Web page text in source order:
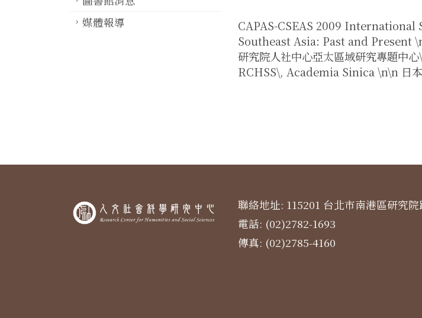
媒體報導
CAPAS-CSEAS 2009
Southeast Asia: Past and Present
研究院人社中心亞太區域研究專題
RCHSS\, Academia Sinica \n\n 日
聯絡地址: 115201 台北市南港區研究
電話: (02)2782-1693
傳真: (02)2785-4160